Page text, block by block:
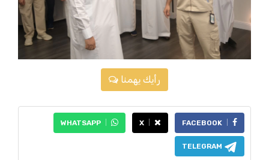
رأيك يهمنا
FACEBOOK
X
WHATSAPP
TELEGRAM